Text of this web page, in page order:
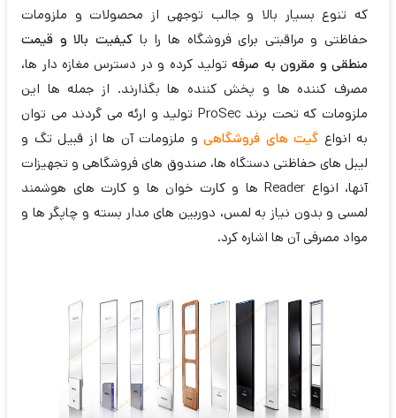
که تنوع بسیار بالا و جالب توجهی از محصولات و ملزومات
حفاظتی و مراقبتی برای فروشگاه ها را با کیفیت بالا و قیمت
منطقی و مقرون به صرفهتولید کرده و در دسترس مغازه دار ها،
مصرف کننده ها و پخش کننده ها بگذارند. از جمله ها این
ملزومات که تحت برند ProSec تولید و ارئه می گردند می توان
به انواع گیت های فروشگاهیو ملزومات آن ها از قبیل تگ و
لیبل های حفاظتی دستگاه ها، صندوق های فروشگاهی و تجهیزات
آنها، انواع Reader ها و کارت خوان ها و کارت های هوشمند
لمسی و بدون نیاز به لمس، دوربین های مدار بسته و چاپگر ها و
مواد مصرفی آن ها اشاره کرد.